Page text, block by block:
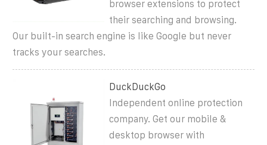
browser extensions to protect
their searching and browsing.
Our built-in search engine is like Google but never
tracks your searches.
DuckDuckGo
Independent online protection
company. Get our mobile &
desktop browser with